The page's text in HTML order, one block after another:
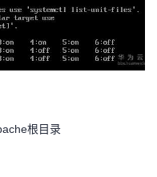
根目录